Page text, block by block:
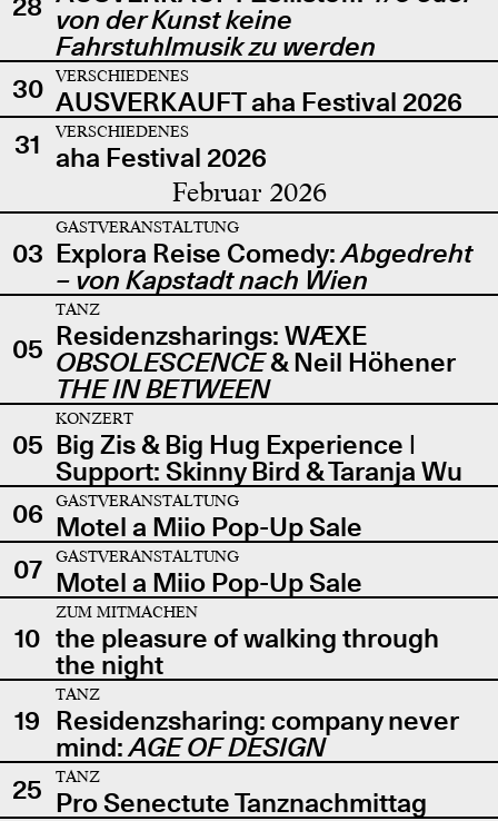
von der Kunst keine
Fahrstuhlmusik zu werden
30
VERSCHIEDENES
AUSVERKAUFT aha Festival 2026
31
VERSCHIEDENES
aha Festival 2026
Februar 2026
03
GASTVERANSTALTUNG
Explora Reise Comedy:Abgedreht
– von Kapstadt nach Wien
05
TANZ
Residenzsharings: WÆXE
OBSOLESCENCE& Neil Höhener
THE IN BETWEEN
05
KONZERT
Big Zis & Big Hug Experience |
Support: Skinny Bird & Taranja Wu
06
GASTVERANSTALTUNG
Motel a Miio Pop-Up Sale
07
GASTVERANSTALTUNG
Motel a Miio Pop-Up Sale
10
ZUM MITMACHEN
the pleasure of walking through
the night
19
TANZ
Residenzsharing: company never
mind:AGE OF DESIGN
25
TANZ
Pro Senectute Tanznachmittag